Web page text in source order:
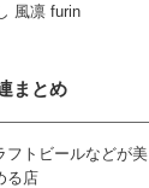
風凛 furin
まとめ
フトビールなどが美
る店